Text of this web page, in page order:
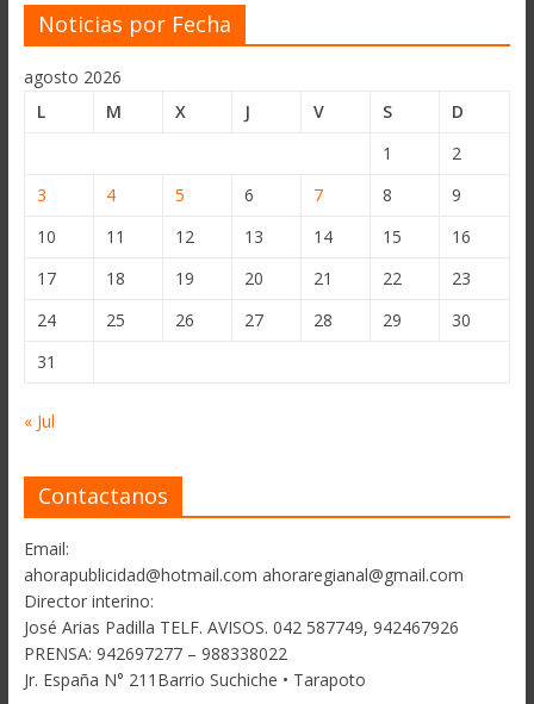
Noticias por Fecha
agosto 2026
L
M X J V S
D
1
2
3
4 5 6 7 8
9
10
11 12 13 14 15
16
17
18 19 20 21 22
23
24
25 26 27 28 29
30
31
« Jul
Contactanos
Email:
ahorapublicidad@hotmail.com ahoraregianal@gmail.com
Director interino:
José Arias Padilla TELF. AVISOS. 042 587749, 942467926
PRENSA: 942697277 – 988338022
Jr. España N° 211Barrio Suchiche • Tarapoto